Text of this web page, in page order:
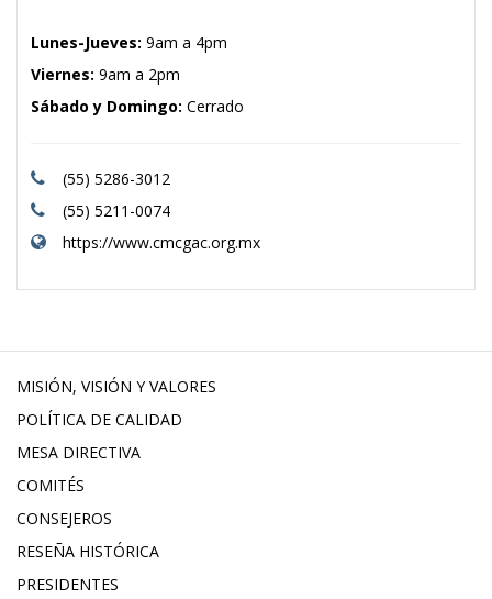
Lunes-Jueves: 9am a 4pm
Viernes: 9am a 2pm
Sábado y Domingo: Cerrado
(55) 5286-3012
(55) 5211-0074
https://www.cmcgac.org.mx
MISIÓN, VISIÓN Y VALORES
POLÍTICA DE CALIDAD
MESA DIRECTIVA
COMITÉS
CONSEJEROS
RESEÑA HISTÓRICA
PRESIDENTES